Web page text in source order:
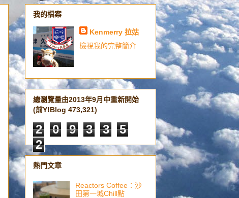
我的檔案
Kenmerry 拉姑
檢視我的完整簡介
總瀏覽量由2013年9月中重新開始
(前Y!Blog 473,321)
2 0 9 3 3
5
2
熱門文章
Reactors Coffee：沙
田第一城Chill點